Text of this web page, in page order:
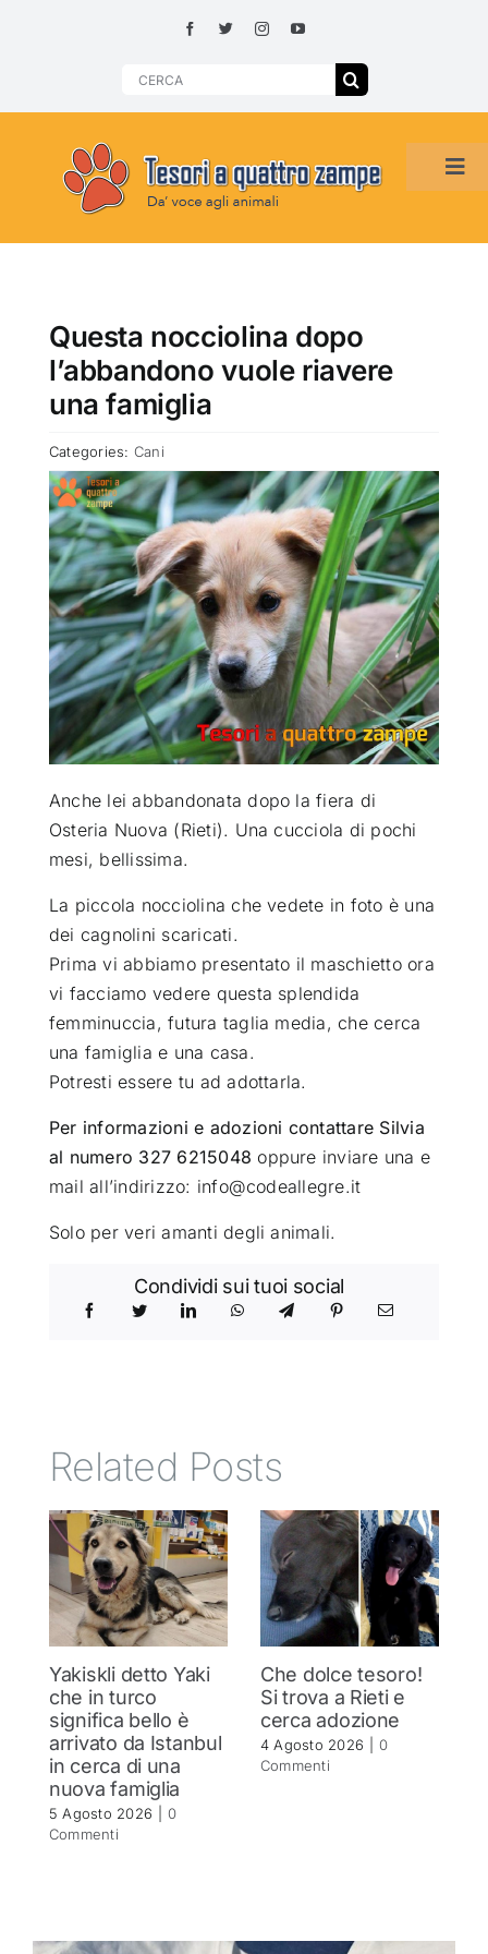
Search
HOME
SMARRITI O DA ADOTTARE
ADOTTATI O RITROVATI
ATTUALITÀ
VIDEO
CHI SIAMO
RUBRICHE
SEMPRE CON ME
Questa nocciolina dopo
l’abbandono vuole riavere
una famiglia
Categories: Cani
Anche lei abbandonata dopo la fiera di
Osteria Nuova (Rieti). Una cucciola di pochi
mesi, bellissima.
La piccola nocciolina che vedete in foto è una
dei cagnolini scaricati.
Prima vi abbiamo presentato il maschietto ora
vi facciamo vedere questa splendida
femminuccia, futura taglia media, che cerca
una famiglia e una casa.
Potresti essere tu ad adottarla.
Per informazioni e adozioni contattare Silvia
al numero 327 6215048 oppure inviare una e
mail all’indirizzo: info@codeallegre.it
Solo per veri amanti degli animali.
Condividi sui tuoi social
Related Posts
Yakiskli detto Yaki
che in turco
significa bello è
arrivato da Istanbul
in cerca di una
nuova famiglia
5 Agosto 2026
0
Commenti
Che dolce tesoro!
Si trova a Rieti e
cerca adozione
4 Agosto 2026
0
Commenti